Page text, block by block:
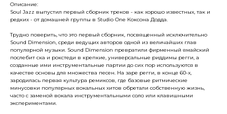
Описание:
Soul Jazz выпустил первый сборник треков - как хорошо известных, так и
редких - от домашней группы в Studio One Коксона Додда.
Трудно поверить, что это первый сборник, посвященный исключительно
Sound Dimension, среди ведущих авторов одной из величайших глав
популярной музыки. Sound Dimension превратили фирменный ямайский
послебит ска и рокстеди в крепкие, универсальные риддимы регги, а
созданные ими инструментальные партии до сих пор используются в
качестве основы для множества песен. На заре регги, в конце 60-х,
зародилась первая культура ремиксов, где базовые ритмические
минусовки популярных вокальных хитов обретали собственную жизнь,
часто с заменой вокала инструментальными соло или клавишными
экспериментами.